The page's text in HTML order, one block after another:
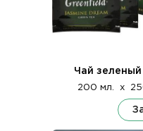
Чай
200 мл. x